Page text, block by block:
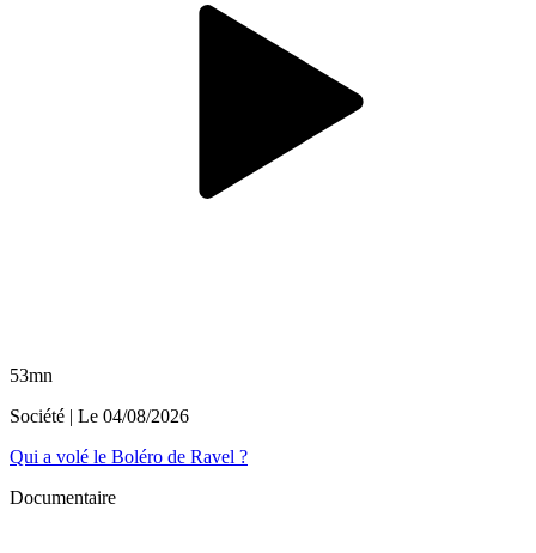
53mn
Société | Le 04/08/2026
Qui a volé le Boléro de Ravel ?
Documentaire